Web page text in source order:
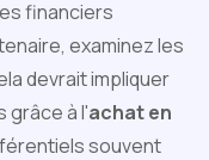
financiers
examinez les
devrait impliquer
grâce à l'achat en
souvent